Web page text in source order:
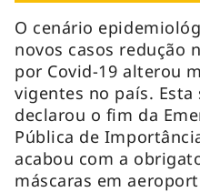
O cenário
novos casos redução
por Covid-19 alterou
vigentes no país. Esta
declarou o fim da
Pública de
acabou com a
máscaras em